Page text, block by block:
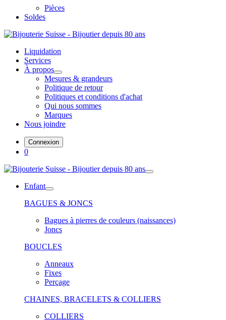
Pièces
Soldes
Liquidation
Services
À propos
Mesures & grandeurs
Politique de retour
Politiques et conditions d'achat
Qui nous sommes
Marques
Nous joindre
Connexion
0
Enfant
BAGUES & JONCS
Bagues à pierres de couleurs (naissances)
Joncs
BOUCLES
Anneaux
Fixes
Perçage
CHAINES, BRACELETS & COLLIERS
COLLIERS